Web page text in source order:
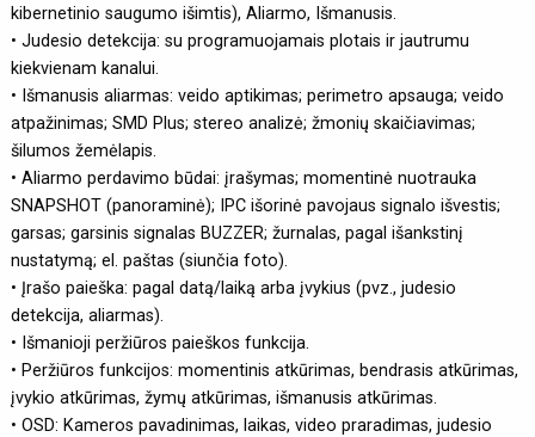
kibernetinio saugumo išimtis), Aliarmo, Išmanusis.
• Judesio detekcija: su programuojamais plotais ir jautrumu
kiekvienam kanalui.
• Išmanusis aliarmas: veido aptikimas; perimetro apsauga; veido
atpažinimas; SMD Plus; stereo analizė; žmonių skaičiavimas;
šilumos žemėlapis.
• Aliarmo perdavimo būdai: įrašymas; momentinė nuotrauka
SNAPSHOT (panoraminė); IPC išorinė pavojaus signalo išvestis;
garsas; garsinis signalas BUZZER; žurnalas, pagal išankstinį
nustatymą; el. paštas (siunčia foto).
• Įrašo paieška: pagal datą/laiką arba įvykius (pvz., judesio
detekcija, aliarmas).
• Išmanioji peržiūros paieškos funkcija.
• Peržiūros funkcijos: momentinis atkūrimas, bendrasis atkūrimas,
įvykio atkūrimas, žymų atkūrimas, išmanusis atkūrimas.
• OSD: Kameros pavadinimas, laikas, video praradimas, judesio